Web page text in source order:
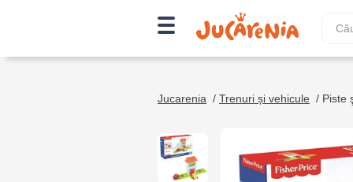
Jucarenia / Trenuri și vehicule / Piste